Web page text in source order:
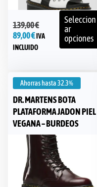
139,00€
89,00€ IVA
INCLUIDO
Seleccion
ar
opciones
Ahorras hasta32.3%
DR. MARTENS BOTA
PLATAFORMA JADON PIEL
VEGANA – BURDEOS